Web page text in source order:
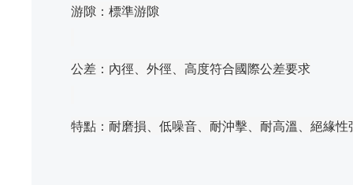
游隙：標準游隙
公差：內徑、外徑、高度符合國際公差要求
特點：耐磨損、低噪音、耐沖擊、耐高溫、絕緣